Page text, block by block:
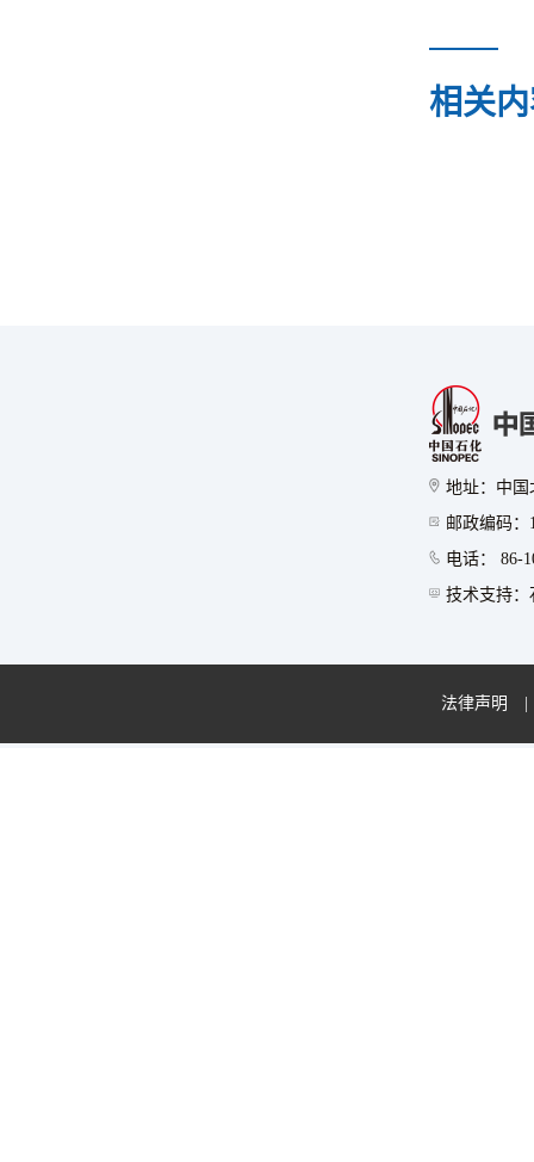
相关
地址：中国
邮政编码：
电话： 86-
技术支持：
法律声明